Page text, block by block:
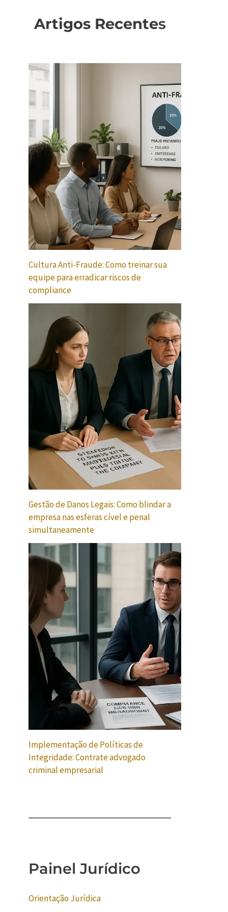
Artigos Recentes
Cultura Anti-Fraude: Como treinar sua
equipe para erradicar riscos de
compliance
Gestão de Danos Legais: Como blindar a
empresa nas esferas cível e penal
simultaneamente
Implementação de Políticas de
Integridade: Contrate advogado
criminal empresarial
Painel Jurídico
Orientação Jurídica